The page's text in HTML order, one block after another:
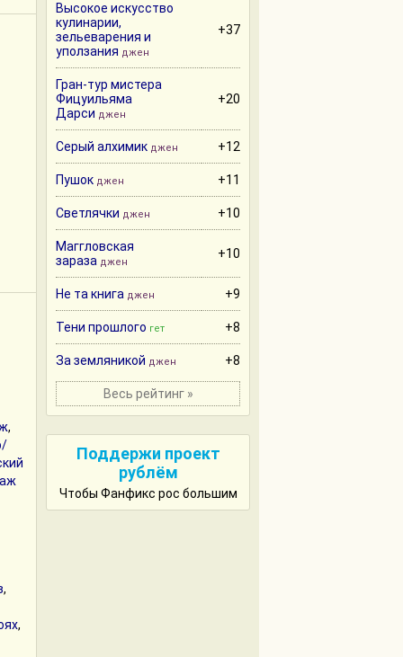
,
,
,
Высокое искусство
кулинарии,
зельеварения и
уползания джен
+37
Гран-тур мистера
Фицуильяма
Дарси джен
+20
Серый алхимик джен +12
Пушок джен +11
Светлячки джен +10
Маггловская
зараза джен
+10
Не та книга джен +9
Тени прошлого гет +8
За земляникой джен +8
Весь рейтинг »
Поддержи проект
рублём
Чтобы Фанфикс рос большим